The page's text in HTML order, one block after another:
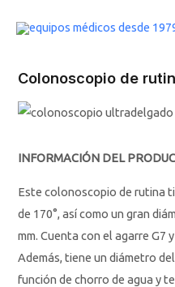
Colonoscopio de
INFORMACIÓN DEL
Este colonoscopio de rutina
de 170°, así como un gran
mm. Cuenta con el agarre G7
Además, tiene un diámetro
función de chorro de agua y